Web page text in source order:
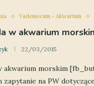
Vademecum - Akwarium
w akwarium
22/03/2015
akwarium morskim
zapytanie na PW